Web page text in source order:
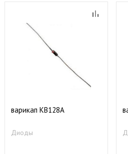
варикап КВ128А
Диоды